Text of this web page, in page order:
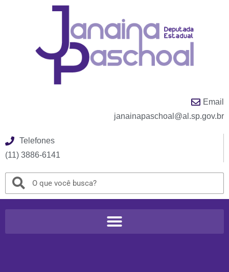
Email
janainapaschoal@al.sp.gov.br
Telefones
(11) 3886-6141